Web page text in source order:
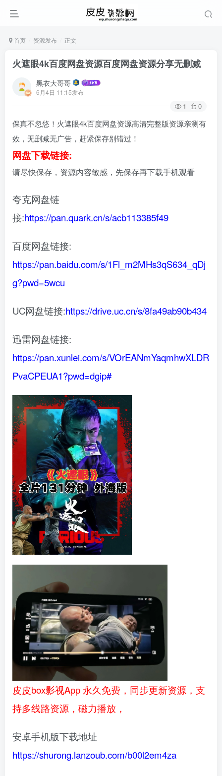
首页 资源发布 正文
火遮眼4k百度网盘资源百度网盘资源分享无删减
黑衣大哥哥
6月4日 11:15发布
1 0
保真不忽悠！火遮眼4k百度网盘资源高清完整版资源亲测有
效，无删减无广告，赶紧保存别错过！
网盘下载链接:
请尽快保存，资源内容敏感，先保存再下载手机观看
夸克网盘链
接:https://pan.quark.cn/s/acb113385f49
百度网盘链接:
https://pan.baidu.com/s/1Fl_m2MHs3qS634_qDj
g?pwd=5wcu
UC网盘链接:https://drive.uc.cn/s/8fa49ab90b434
迅雷网盘链接:
https://pan.xunlei.com/s/VOrEANmYaqmhwXLDR
PvaCPEUA1?pwd=dgip#
皮皮box影视App 永久免费，同步更新资源，支
持多线路资源，磁力播放，
安卓手机版下载地址
https://shurong.lanzoub.com/b00l2em4za